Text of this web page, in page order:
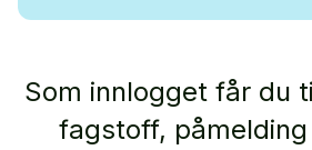
Som innlogget får du
fagstoff,